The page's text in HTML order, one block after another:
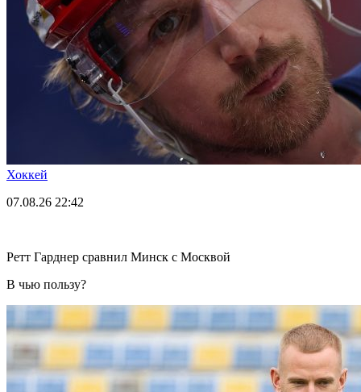
Хоккей
07.08.26 22:42
Ретт Гарднер сравнил Минск с Москвой
В чью пользу?